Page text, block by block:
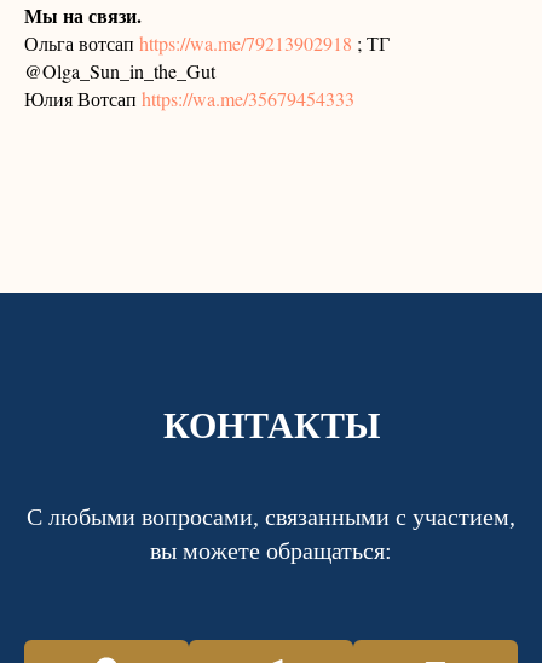
Мы на связи.
Ольга вотсап https://wa.me/79213902918 ; ТГ
@Olga_Sun_in_the_Gut
Юлия Вотсап https://wa.me/35679454333
КОНТАКТЫ
С любыми вопросами, связанными с участием,
вы можете обращаться: